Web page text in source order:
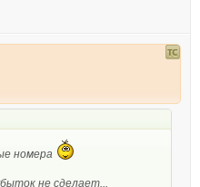
номера
не сделает...